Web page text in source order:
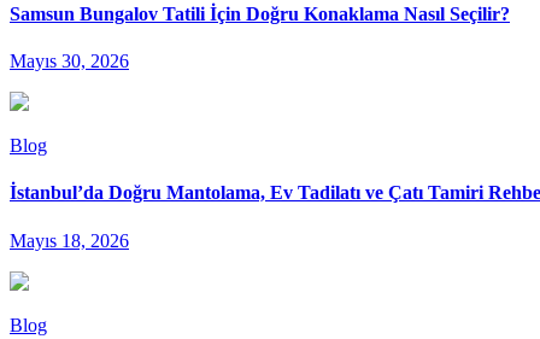
Samsun Bungalov Tatili İçin Doğru Konaklama Nasıl Seçilir?
Mayıs 30, 2026
Blog
İstanbul’da Doğru Mantolama, Ev Tadilatı ve Çatı Tamiri
Mayıs 18, 2026
Blog